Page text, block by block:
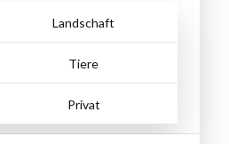
Landschaft
Tiere
Privat